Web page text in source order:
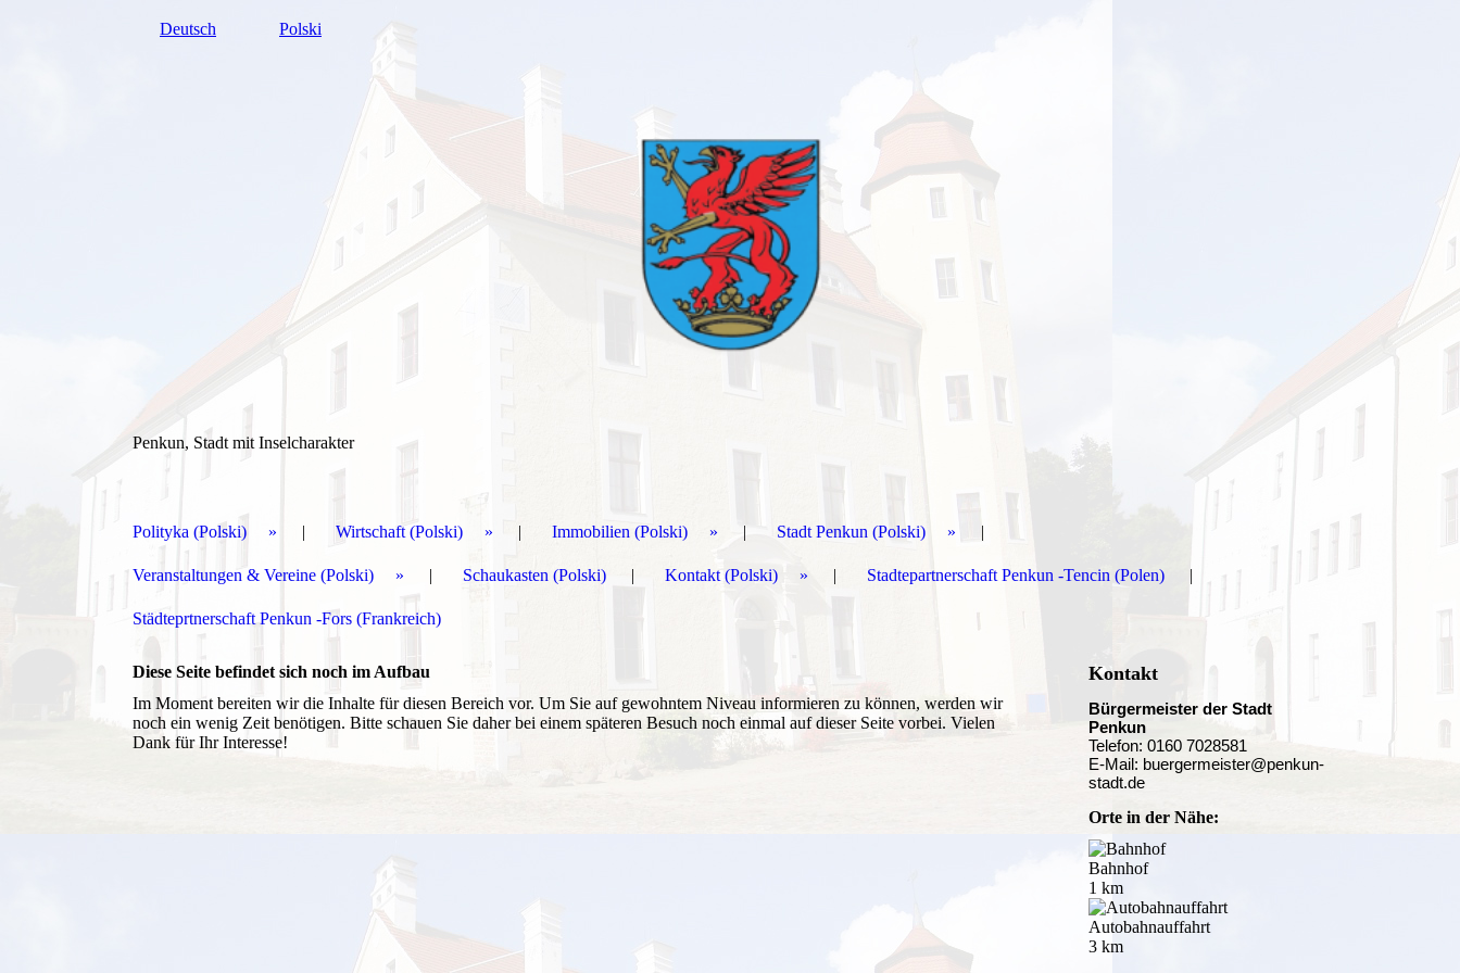
Deutsch Polski
Penkun, Stadt mit Inselcharakter
Polityka (Polski) Wirtschaft (Polski) Immobilien (Polski) Stadt Penkun (Polski)
Veranstaltungen & Vereine (Polski) Schaukasten (Polski) Kontakt (Polski) Stadtepartnerschaft Penkun -Tencin (Polen)
Städteprtnerschaft Penkun -Fors (Frankreich)
Diese Seite befindet sich noch im Aufbau
Im Moment bereiten wir die Inhalte für diesen Bereich vor. Um Sie auf gewohntem Niveau informieren zu können, werden wir
noch ein wenig Zeit benötigen. Bitte schauen Sie daher bei einem späteren Besuch noch einmal auf dieser Seite vorbei. Vielen
Dank für Ihr Interesse!
Kontakt
Bürgermeister der Stadt
Penkun
Telefon: 0160 7028581
E-Mail: buergermeister@penkun-
stadt.de
Orte in der Nähe:
Bahnhof
1 km
Autobahnauffahrt
3 km